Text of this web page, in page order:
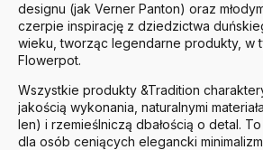
designu (jak Verner Panton) oraz
czerpie inspirację z dziedzictwa
wieku, tworząc legendarne produkty, w
Flowerpot.
Wszystkie produkty &Tradition
jakością wykonania, naturalnymi
len) i rzemieślniczą dbałością o detal.
dla osób ceniących elegancki